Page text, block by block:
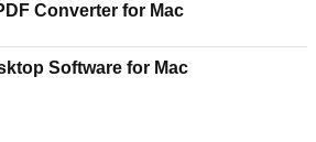
Converter for Mac
Software for Mac